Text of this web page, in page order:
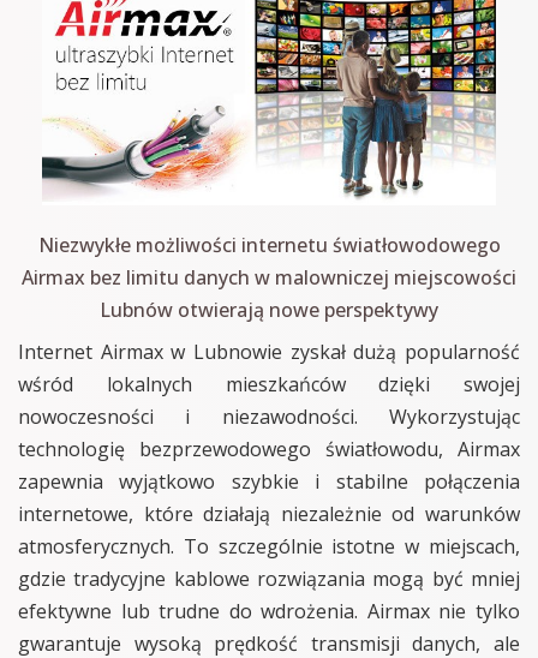
Niezwykłe możliwości internetu światłowodowego
Airmax bez limitu danych w malowniczej miejscowości
Lubnów otwierają nowe perspektywy
Internet Airmax w Lubnowie zyskał dużą popularność
wśród lokalnych mieszkańców dzięki swojej
nowoczesności i niezawodności. Wykorzystując
technologię bezprzewodowego światłowodu, Airmax
zapewnia wyjątkowo szybkie i stabilne połączenia
internetowe, które działają niezależnie od warunków
atmosferycznych. To szczególnie istotne w miejscach,
gdzie tradycyjne kablowe rozwiązania mogą być mniej
efektywne lub trudne do wdrożenia. Airmax nie tylko
gwarantuje wysoką prędkość transmisji danych, ale